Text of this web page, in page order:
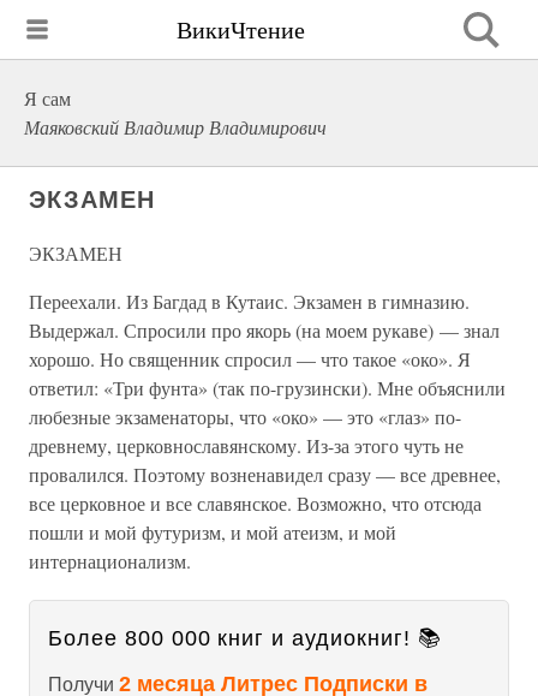
ВикиЧтение
Я сам
Маяковский Владимир Владимирович
ЭКЗАМЕН
ЭКЗАМЕН
Переехали. Из Багдад в Кутаис. Экзамен в гимназию.
Выдержал. Спросили про якорь (на моем рукаве) — знал
хорошо. Но священник спросил — что такое «око». Я
ответил: «Три фунта» (так по-грузински). Мне объяснили
любезные экзаменаторы, что «око» — это «глаз» по-
древнему, церковнославянскому. Из-за этого чуть не
провалился. Поэтому возненавидел сразу — все древнее,
все церковное и все славянское. Возможно, что отсюда
пошли и мой футуризм, и мой атеизм, и мой
интернационализм.
Более 800 000 книг и аудиокниг! 📚
Получи 2 месяца Литрес Подписки в